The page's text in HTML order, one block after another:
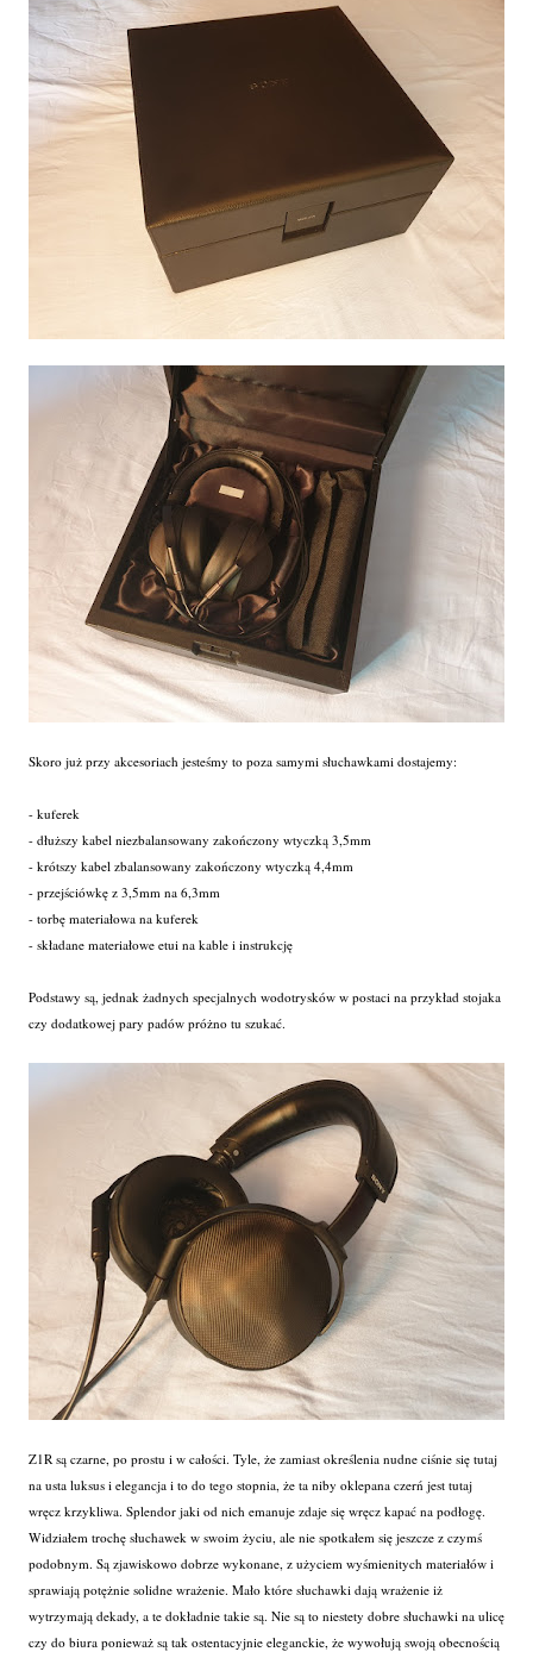
Skoro już przy akcesoriach jesteśmy to poza samymi słuchawkami dostajemy:
- kuferek
- dłuższy kabel niezbalansowany zakończony wtyczką 3,5mm
- krótszy kabel zbalansowany zakończony wtyczką 4,4mm
- przejściówkę z 3,5mm na 6,3mm
- torbę materiałowa na kuferek
- składane materiałowe etui na kable i instrukcję
Podstawy są, jednak żadnych specjalnych wodotrysków w postaci na przykład stojaka
czy dodatkowej pary padów próżno tu szukać.
Z1R są czarne, po prostu i w całości. Tyle, że zamiast określenia nudne ciśnie się tutaj
na usta luksus i elegancja i to do tego stopnia, że ta niby oklepana czerń jest tutaj
wręcz krzykliwa. Splendor jaki od nich emanuje zdaje się wręcz kapać na podłogę.
Widziałem trochę słuchawek w swoim życiu, ale nie spotkałem się jeszcze z czymś
podobnym. Są zjawiskowo dobrze wykonane, z użyciem wyśmienitych materiałów i
sprawiają potężnie solidne wrażenie. Mało które słuchawki dają wrażenie iż
wytrzymają dekady, a te dokładnie takie są. Nie są to niestety dobre słuchawki na ulicę
czy do biura ponieważ są tak ostentacyjnie eleganckie, że wywołują swoją obecnością